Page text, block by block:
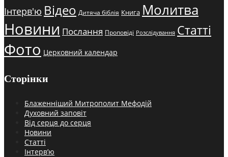
Інтерв'ю Відео Дитяча біблія Книга Молитва
Новини Послання Проповіді Розслідування Статті
Фото Церковний календар
Сторінки
Блаженніший Митрополит Мефодій
Духовний заповіт
Від серця до серця
Новини
Статті
Інтерв’ю